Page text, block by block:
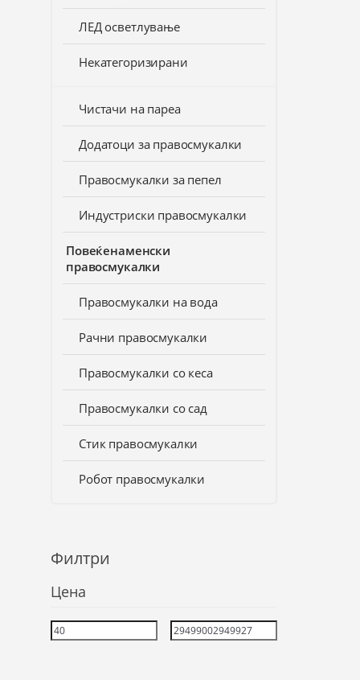
ЛЕД осветлување
Некатегоризирани
Чистачи на пареа
Додатоци за правосмукалки
Правосмукалки за пепел
Индустриски правосмукалки
Повеќенаменски
правосмукалки
Правосмукалки на вода
Рачни правосмукалки
Правосмукалки со кеса
Правосмукалки со сад
Стик правосмукалки
Робот правосмукалки
Филтри
Цена